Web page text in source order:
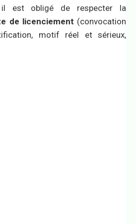
est obligé de respecter la
de licenciement (convocation
motif réel et sérieux,